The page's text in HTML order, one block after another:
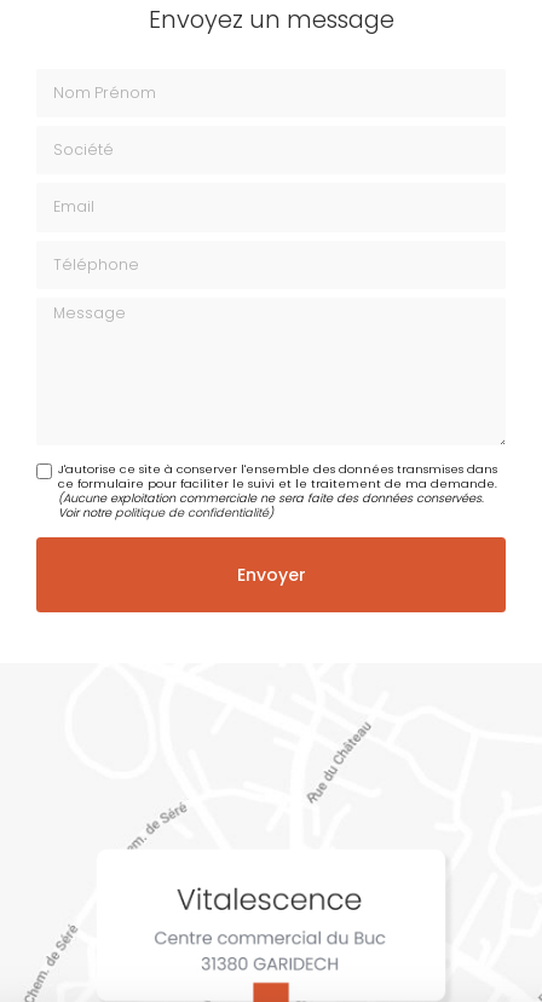
Envoyez un message
Message
J'autorise ce site à conserver l'ensemble des données transmises dans
ce formulaire pour faciliter le suivi et le traitement de ma demande.
(Aucune exploitation commerciale ne sera faite des données conservées.
Voir notrepolitique de confidentialité)